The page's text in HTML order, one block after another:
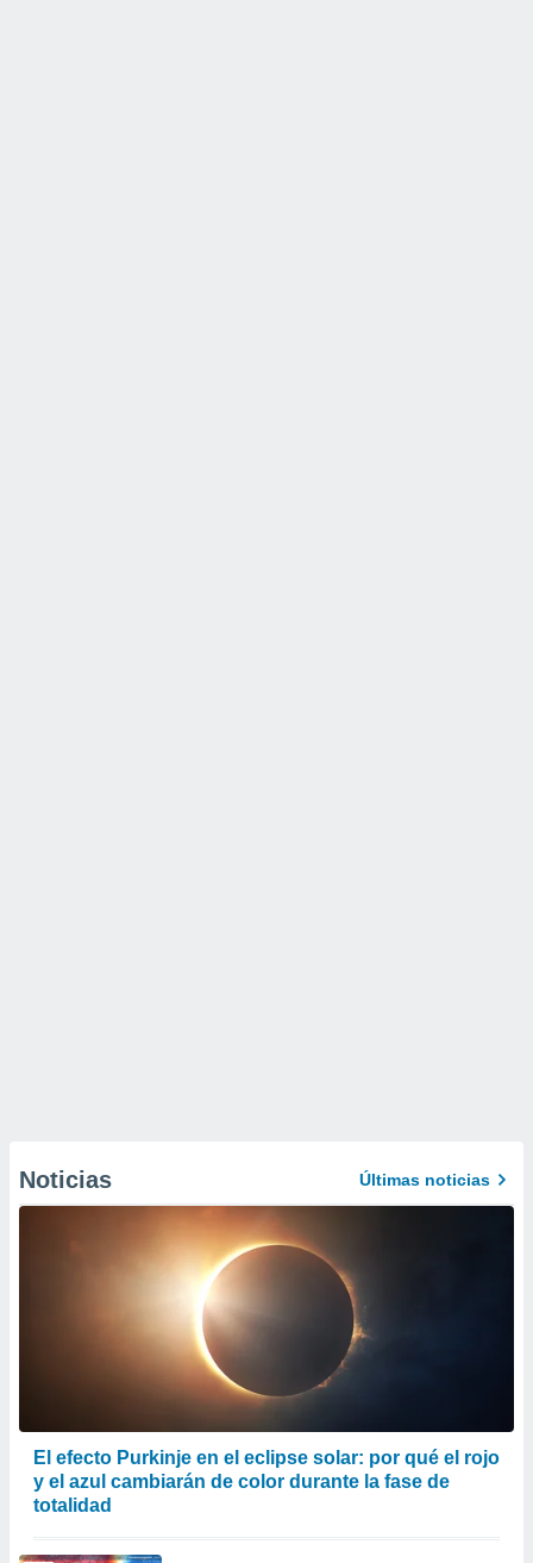
Noticias Últimas noticias
El efecto Purkinje en el eclipse solar: por qué el rojo
y el azul cambiarán de color durante la fase de
totalidad